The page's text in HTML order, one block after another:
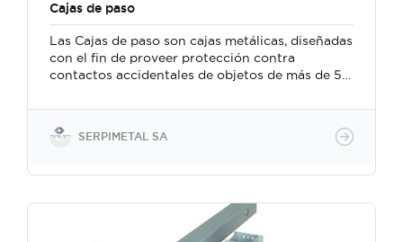
Cajas de paso
Las Cajas de paso son cajas metálicas, diseñadas
con el fin de proveer protección contra
contactos accidentales de objetos de más de 50
al ser usadas como cajas de paso, derivación o
distribución en instalaciones eléctricas de bajo
costo. Estas cajas están fabricados en lámina de
tecnología de fabricación tipo CNC, y son
color gris RAL7042 liso brillante, a base de
poliéster, aplicada de manera electrostática, y
SERPIMETAL SA